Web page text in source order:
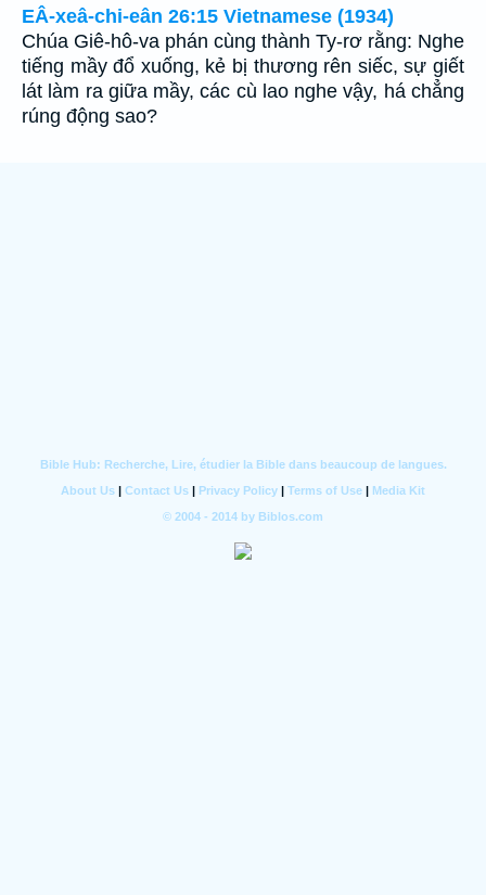
EÂ-xeâ-chi-eân 26:15 Vietnamese (1934)
Chúa Giê-hô-va phán cùng thành Ty-rơ rằng: Nghe
tiếng mầy đổ xuống, kẻ bị thương rên siếc, sự giết
lát làm ra giữa mầy, các cù lao nghe vậy, há chẳng
rúng động sao?